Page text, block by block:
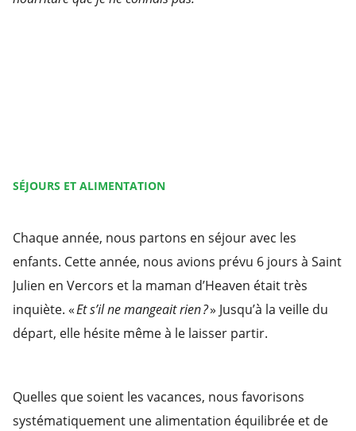
SÉJOURS ET ALIMENTATION
Chaque année, nous partons en séjour avec les
enfants. Cette année, nous avions prévu 6 jours à Saint
Julien en Vercors et la maman d’Heaven était très
inquiète. «Et s’il ne mangeait rien ?» Jusqu’à la veille du
départ, elle hésite même à le laisser partir.
Quelles que soient les vacances, nous favorisons
systématiquement une alimentation équilibrée et de